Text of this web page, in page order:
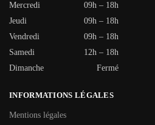
Mercredi
09h – 18h
Jeudi
09h – 18h
Vendredi
09h – 18h
Samedi
12h – 18h
Dimanche
Fermé
INFORMATIONS LÉGALES
Mentions légales